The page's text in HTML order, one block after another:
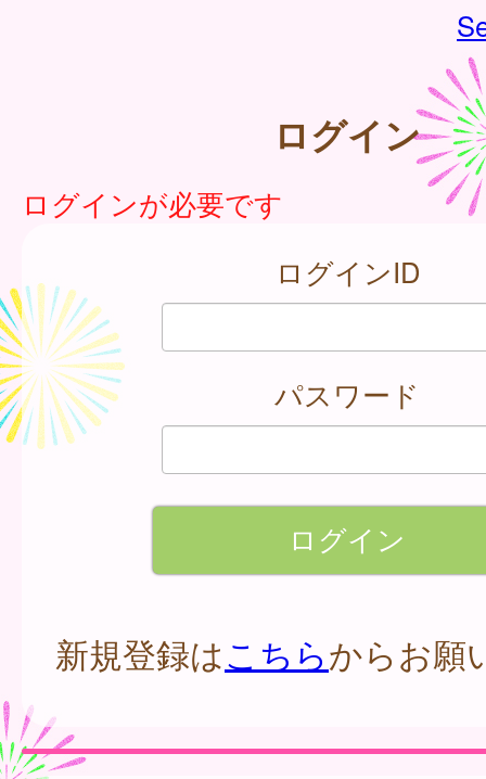
ログイン
ログインが必要です
ログインID
パスワード
新規登録はこちらからお願